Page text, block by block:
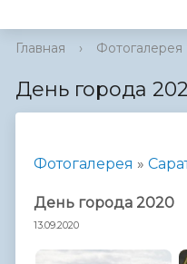
Главная › Фотогалерея
День города
Фотогалерея »
День города 2020
13.09.2020